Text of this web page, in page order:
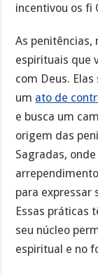
incentivou os fi
As penitências,
espirituais que
com Deus.
um ato de
e busca um
origem das
Sagradas,
para expressar
Essas práticas
seu núcleo
espiritual e no